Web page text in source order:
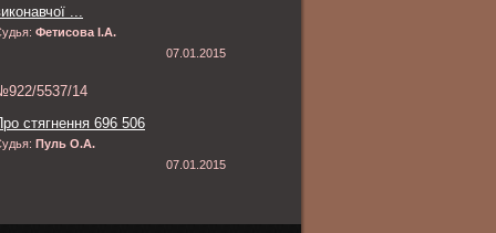
...
Фетисова І.А.
07.01.2015
№922/5537/14
стягнення 696 506
Пуль О.А.
07.01.2015